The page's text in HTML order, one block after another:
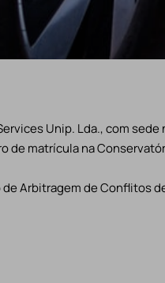
Unip. Lda., com sede
de matrícula na
Arbitragem de Conflitos